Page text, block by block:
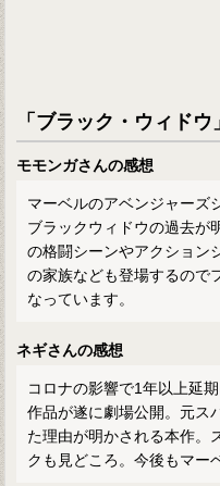
「ブラック・ウィド
モモンガさんの感想
マーベルのアベンジャーズ
ブラックウィドウの過去が
の格闘シーンやアクション
の家族なども登場するので
なっています。
ネギさんの感想
コロナの影響で1年以上延
作品が遂に劇場公開。元ス
た理由が明かされる本作。
クも見どころ。今後もマー